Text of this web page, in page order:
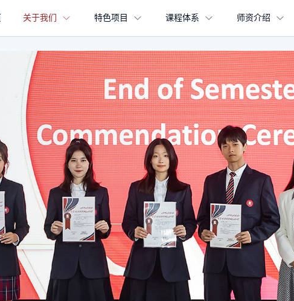
关于我们 特色项目 课程体系 师资介绍